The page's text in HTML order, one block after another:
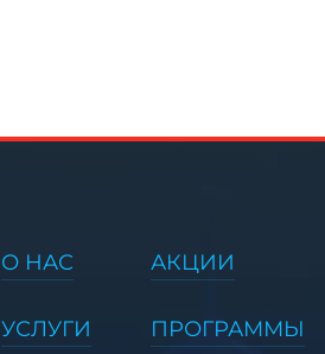
О НАС
УСЛУГИ
АКЦИИ
ПРОГРАММЫ